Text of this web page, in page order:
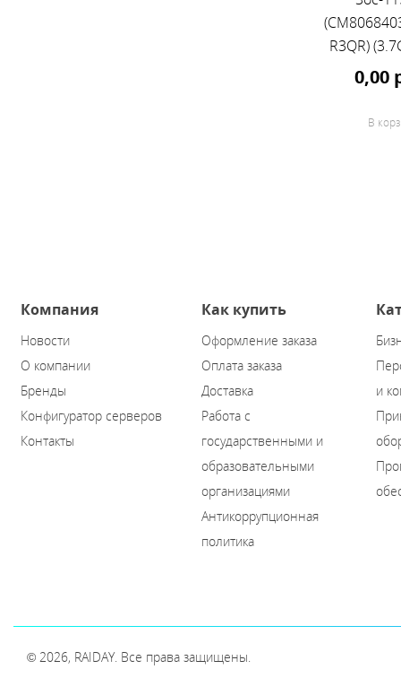
R3QR)
UHD0,00
В
Компания
Новости
О компании
Бренды
Конфигуратор серверов
Контакты
Как купить
Оформление заказа
Оплата заказа
Доставка
Работа с
государственными и
образовательными
организациями
Антикоррупционная
политика
и
© 2026, RAIDAY. Все права защищены.